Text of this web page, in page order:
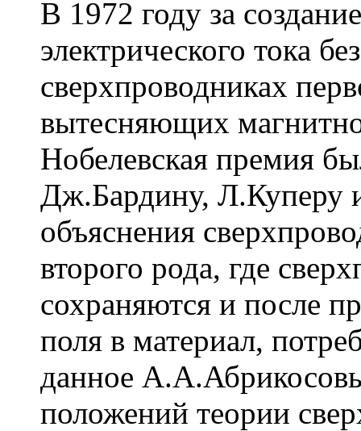
В 1972 году за
электрического тока
сверхпроводниках
вытесняющих
Нобелевская премия
Дж.Бардину, Л.Куперу
объяснения
второго рода, где
сохраняются и после
поля в материал,
данное
положений теории